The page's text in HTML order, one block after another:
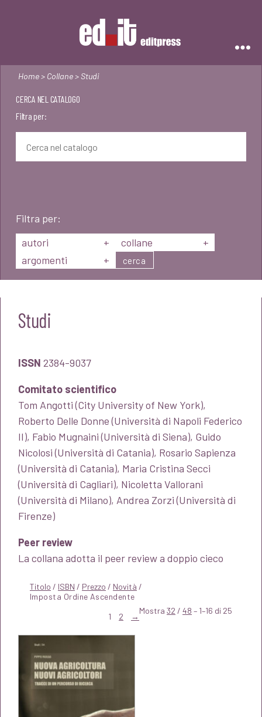
Home> Collane> Studi
CERCA NEL CATALOGO
Filtra per:
Filtra per:
autori
+ collane
+
argomenti
+ cerca
Studi
ISSN 2384-9037
Comitato scientifico
Tom Angotti (City University of New York),
Roberto Delle Donne (Università di Napoli Federico
II), Fabio Mugnaini (Università di Siena), Guido
Nicolosi (Università di Catania), Rosario Sapienza
(Università di Catania), Maria Cristina Secci
(Università di Cagliari), Nicoletta Vallorani
(Università di Milano), Andrea Zorzi (Università di
Firenze)
Peer review
La collana adotta il peer review a doppio cieco
Titolo / ISBN / Prezzo / Novità /
Mostra 32 / 48 – 1–16 di 25
1 2 →